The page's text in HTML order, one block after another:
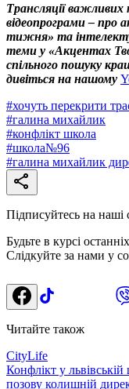
Трансляції
відеопрограми – про
тижня» та
теми у «Акцентах
спільного пошуку
дивіться на нашому
#хочуть перекрити
#галина михайлик
#конфлікт школа
#школа№96
#галина михайлик
Підписуйтесь на наші
Будьте в курсі
Слідкуйте за нами у
Читайте також
CityLife
Конфлікт у
позову колишній